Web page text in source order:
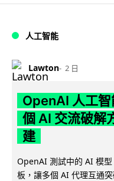
人工智能
Lawton 2 日
OpenAI 人工
個 AI 交流破解
建
OpenAI 測試中的 AI 模
板，讓多個 AI 代理互通